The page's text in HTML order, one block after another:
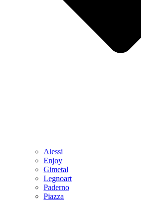
Alessi
Enjoy
Gimetal
Legnoart
Paderno
Piazza